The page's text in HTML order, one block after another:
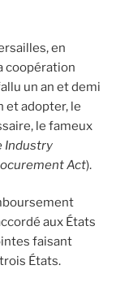
en
coopération
un an et demi
adopter, le
le fameux
Industry
Act).
aux États
faisant
États.